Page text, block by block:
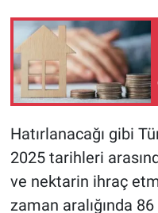
Hatırlanacağı gibi
2025 tarihleri
ve nektarin ihraç
zaman aralığında